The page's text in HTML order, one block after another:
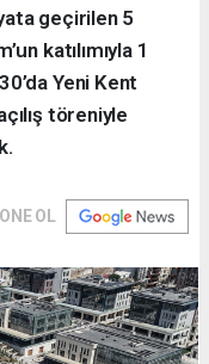
geçirilen 5
katılımıyla 1
Yeni Kent
töreniyle
OL